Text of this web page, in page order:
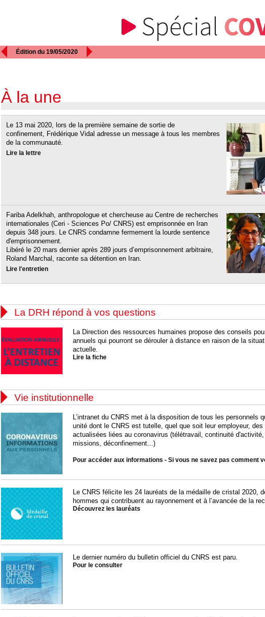
 Édition du 19/05/2020 
À la une
Le 13 mai 2020, lors de la première semaine de sortie de
confinement, Frédérique Vidal adresse un message à tous les membres
de la communauté.
Lire la lettre
Fariba Adelkhah, anthropologue et chercheuse au Centre de recherches
internationales (Ceri - Sciences Po/ CNRS) est emprisonnée en Iran
depuis 348 jours. Le CNRS condamne fermement la lourde sentence
d'emprisonnement.
Libéré le 20 mars dernier après 289 jours d’emprisonnement arbitraire,
Roland Marchal, raconte sa détention en Iran.
Lire l'entretien
 La DRH répond à vos questions
La Direction des ressources humaines propose des conseils
annuels qui pourront se dérouler à distance en raison de la
actuelle.
Lire la fiche
 Vie institutionnelle
L’intranet du CNRS met à la disposition de tous les personnels
unité dont le CNRS est tutelle, quel que soit leur employeur, des
actualisées liées au coronavirus (télétravail, continuité
missions, déconfinement...)
Pour accéder aux informations - Si vous ne savez pas comment
Le CNRS félicite les 24 lauréats de la médaille de cristal 2020,
hommes qui contribuent au rayonnement et à l’avancée de la
Découvrez les lauréats
Le dernier numéro du bulletin officiel du CNRS est paru.
Pour le consulter